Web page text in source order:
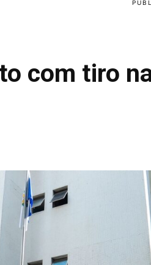
com tiro